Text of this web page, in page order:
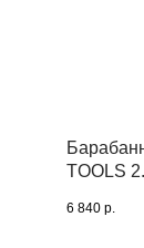
TOOLS
6 840 р.